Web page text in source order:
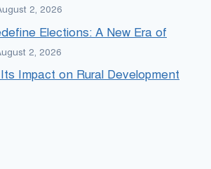
2, 2026
Elections: A New Era of
2, 2026
Impact on Rural Development